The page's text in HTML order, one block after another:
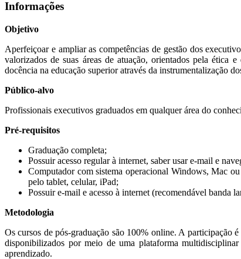
Informações
Objetivo
Aperfeiçoar e ampliar as competências de gestão dos
valorizados de suas áreas de atuação, orientados pela ética
docência na educação superior através da instrumentalização
Público-alvo
Profissionais executivos graduados em qualquer área do
Pré-requisitos
Graduação completa;
Possuir acesso regular à internet, saber usar e-mail e
Computador com sistema operacional Windows, Mac
pelo tablet, celular, iPad;
Possuir e-mail e acesso à internet (recomendável banda
Metodologia
Os cursos de pós-graduação são 100% online. A participação
disponibilizados por meio de uma plataforma
aprendizado.